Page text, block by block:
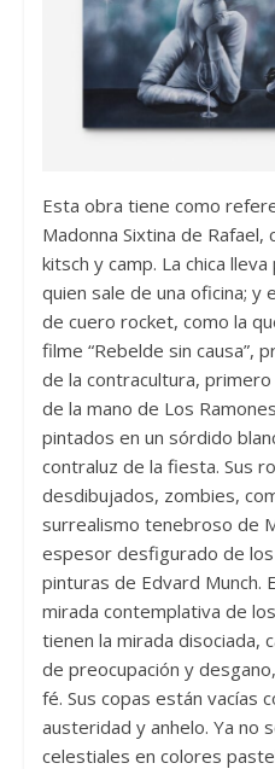
Esta obra tiene como
Madonna Sixtina de
kitsch y camp. La chica
quien sale de una oficina; y
de cuero rocket, como la
filme “Rebelde sin causa”,
de la contracultura,
de la mano de Los
pintados en un sórdido
contraluz de la fiesta. Sus
desdibujados, zombies,
surrealismo tenebroso de
espesor desfigurado de
pinturas de Edvard Munch.
mirada contemplativa de
tienen la mirada disociada,
de preocupación y
fé. Sus copas están vacías
austeridad y anhelo. Ya no
celestiales en colores